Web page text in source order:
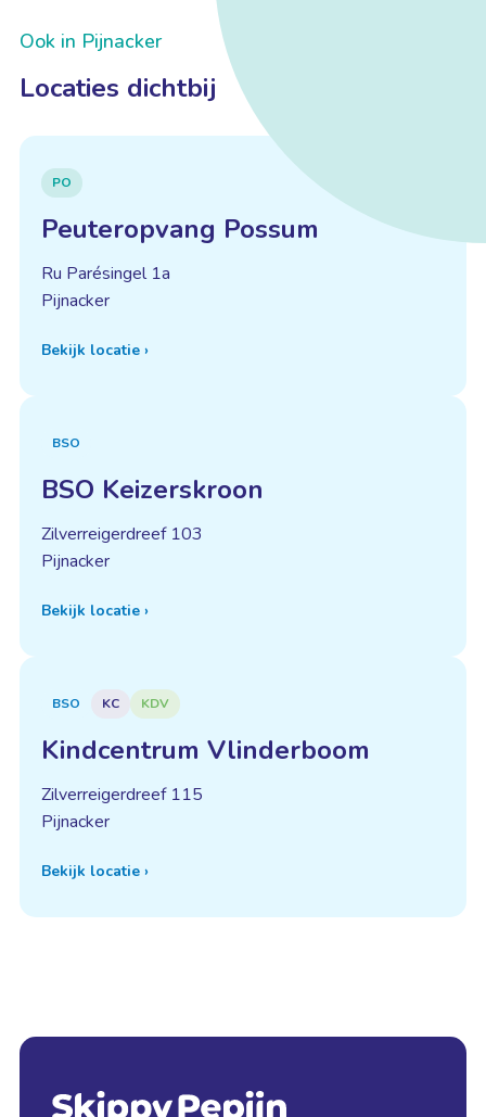
Ook in Pijnacker
Locaties dichtbij
PO
Peuteropvang Possum
Ru Parésingel 1a
Pijnacker
Bekijk locatie ›
BSO
BSO Keizerskroon
Zilverreigerdreef 103
Pijnacker
Bekijk locatie ›
BSO KC KDV
Kindcentrum Vlinderboom
Zilverreigerdreef 115
Pijnacker
Bekijk locatie ›